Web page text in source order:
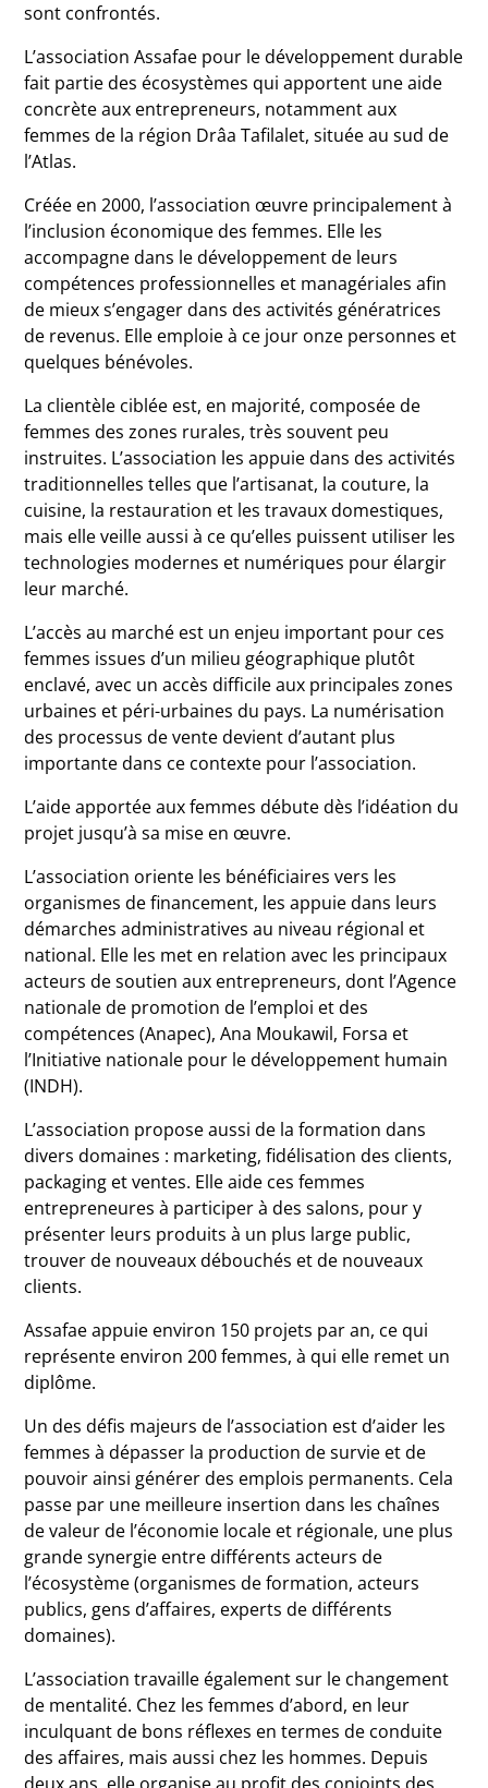
sont confrontés.
L’association Assafae pour le développement durable
fait partie des écosystèmes qui apportent une aide
concrète aux entrepreneurs, notamment aux
femmes de la région Drâa Tafilalet, située au sud de
l’Atlas.
Créée en 2000, l’association œuvre principalement à
l’inclusion économique des femmes. Elle les
accompagne dans le développement de leurs
compétences professionnelles et managériales afin
de mieux s’engager dans des activités génératrices
de revenus. Elle emploie à ce jour onze personnes et
quelques bénévoles.
La clientèle ciblée est, en majorité, composée de
femmes des zones rurales, très souvent peu
instruites. L’association les appuie dans des activités
traditionnelles telles que l’artisanat, la couture, la
cuisine, la restauration et les travaux domestiques,
mais elle veille aussi à ce qu’elles puissent utiliser les
technologies modernes et numériques pour élargir
leur marché.
L’accès au marché est un enjeu important pour ces
femmes issues d’un milieu géographique plutôt
enclavé, avec un accès difficile aux principales zones
urbaines et péri-urbaines du pays. La numérisation
des processus de vente devient d’autant plus
importante dans ce contexte pour l’association.
L’aide apportée aux femmes débute dès l’idéation du
projet jusqu’à sa mise en œuvre.
L’association oriente les bénéficiaires vers les
organismes de financement, les appuie dans leurs
démarches administratives au niveau régional et
national. Elle les met en relation avec les principaux
acteurs de soutien aux entrepreneurs, dont l’Agence
nationale de promotion de l’emploi et des
compétences (Anapec), Ana Moukawil, Forsa et
l’Initiative nationale pour le développement humain
(INDH).
L’association propose aussi de la formation dans
divers domaines : marketing, fidélisation des clients,
packaging et ventes. Elle aide ces femmes
entrepreneures à participer à des salons, pour y
présenter leurs produits à un plus large public,
trouver de nouveaux débouchés et de nouveaux
clients.
Assafae appuie environ 150 projets par an, ce qui
représente environ 200 femmes, à qui elle remet un
diplôme.
Un des défis majeurs de l’association est d’aider les
femmes à dépasser la production de survie et de
pouvoir ainsi générer des emplois permanents. Cela
passe par une meilleure insertion dans les chaînes
de valeur de l’économie locale et régionale, une plus
grande synergie entre différents acteurs de
l’écosystème (organismes de formation, acteurs
publics, gens d’affaires, experts de différents
domaines).
L’association travaille également sur le changement
de mentalité. Chez les femmes d’abord, en leur
inculquant de bons réflexes en termes de conduite
des affaires, mais aussi chez les hommes. Depuis